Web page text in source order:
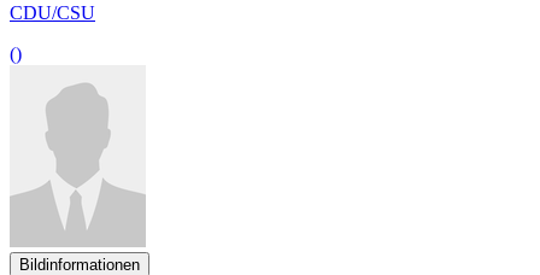
CDU/CSU
()
Bildinformationen